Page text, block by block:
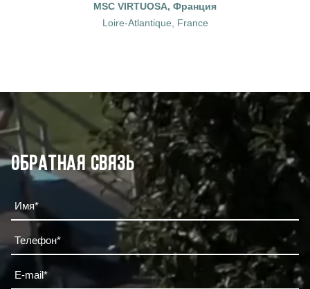
MSC VIRTUOSA, Франция
Loire-Atlantique, France
Обратная связь